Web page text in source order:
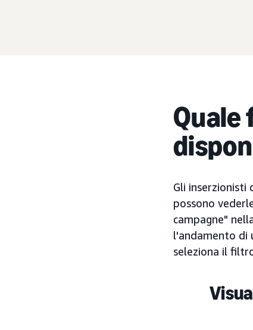
Quale
Gli inserzionisti
possono
campagne"
l'andamento di
seleziona il